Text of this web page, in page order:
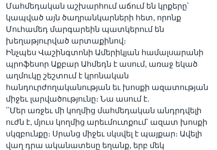
Լեզուներ
Մահմեդական աշխարհում աճում են կրքերը՝
կապված այն ծաղրանկարների հետ, որոնք
Մուհամեդ մարգարեին պատկերում են
խեղաթյուրված արտաքինով։
Ինչպես Վաշինգտոնի Ամերիկյան համալսարանի
պրոֆեսոր Աքբար Ահմեդն է ասում, առաջ եկած
աղմուկը շեշտում է կրոնական
հանդուրժողականության եւ խոսքի ազատության
միջեւ լարվածությունը։ Նա ասում է.
՝՝Մեր առջեւ մի կողմից մահմեդական անդրդվելի
ուժն է, մյուս կողմից արեւմուտքում՝ ազատ խոսքի
սկզբունքը։ Սրանց միջեւ սկսվել է պայքար։ Ավելի
վաղ դրա ականատեսը եղանք, երբ մեկ